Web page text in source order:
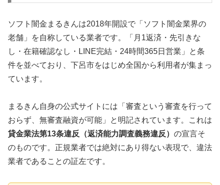
ソフト闇金まるきんは2018年開設で「ソフト闇金業界の
老舗」を自称している業者です。「月1返済・先引きな
し・在籍確認なし・LINE完結・24時間365日営業」と条
件を並べており、下呂市をはじめ全国から利用者が集まっ
ています。
まるきん自身の公式サイトには「審査という審査を行って
おらず、無審査融資が可能」と明記されています。これは
貸金業法第13条違反（返済能力調査義務違反） の宣言そ
のものです。正規業者では絶対にあり得ない表現で、違法
業者であることの証左です。